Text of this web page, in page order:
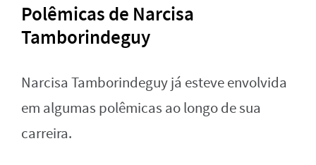
Polêmicas de Narcisa
Tamborindeguy
Narcisa Tamborindeguy já esteve envolvida
em algumas polêmicas ao longo de sua
carreira.